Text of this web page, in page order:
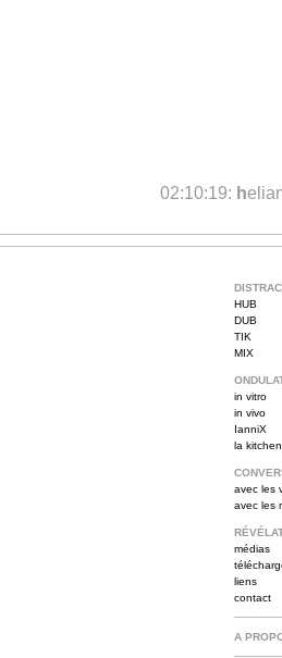
02:10:19: h
HUB
DUB
TIK
MIX
in vitro
in vivo
IanniX
la kitchen
avec les
avec les
médias
liens
contact
A